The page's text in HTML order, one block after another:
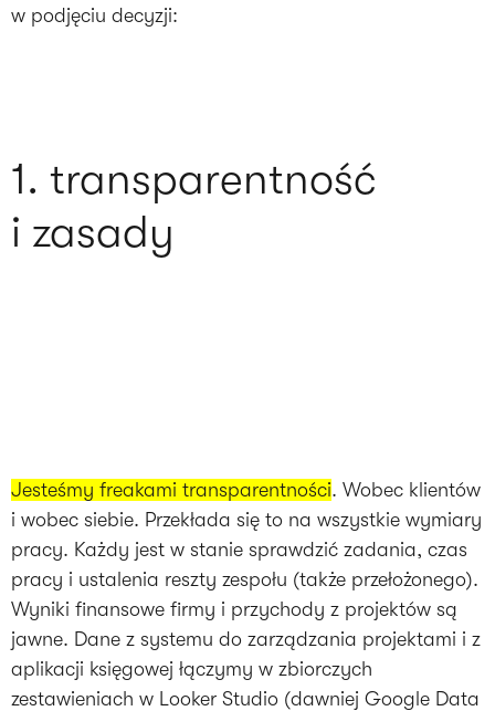
w podjęciu decyzji:
1. transparentność
i zasady
Jesteśmy freakami transparentności. Wobec klientów
i wobec siebie. Przekłada się to na wszystkie wymiary
pracy. Każdy jest w stanie sprawdzić zadania, czas
pracy i ustalenia reszty zespołu (także przełożonego).
Wyniki finansowe firmy i przychody z projektów są
jawne. Dane z systemu do zarządzania projektami i z
aplikacji księgowej łączymy w zbiorczych
zestawieniach w Looker Studio (dawniej Google Data